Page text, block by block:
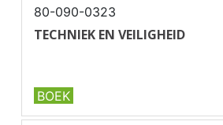
80-090-0323
TECHNIEK EN VEILIGHEID
✔ U39-1
BOEK